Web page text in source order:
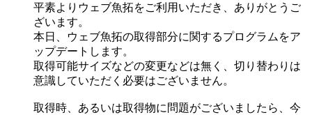
平素よりウェブ魚拓をご利用いただき、ありがとうご
ざいます。
本日、ウェブ魚拓の取得部分に関するプログラムをア
ップデートします。
取得可能サイズなどの変更などは無く、切り替わりは
意識していただく必要はございません。
取得時、あるいは取得物に問題がございましたら、今